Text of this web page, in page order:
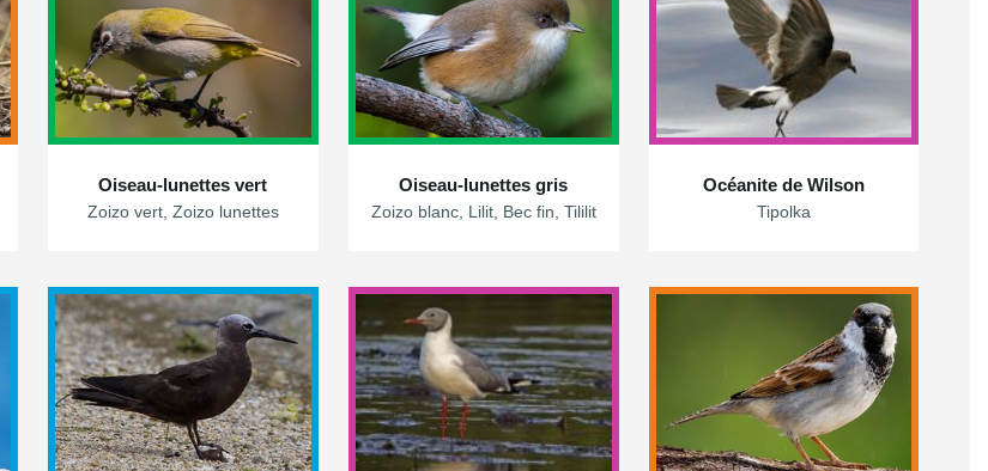
Oiseau-lunettes vert
Zoizo vert, Zoizo lunettes
Oiseau-lunettes gris
Zoizo blanc, Lilit, Bec fin, Tililit
Océanite de Wilson
Tipolka